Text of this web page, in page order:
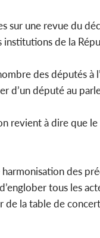
sur une revue du
institutions de la
des députés à
d’un député au
revient à dire que
des
tous les
la table de